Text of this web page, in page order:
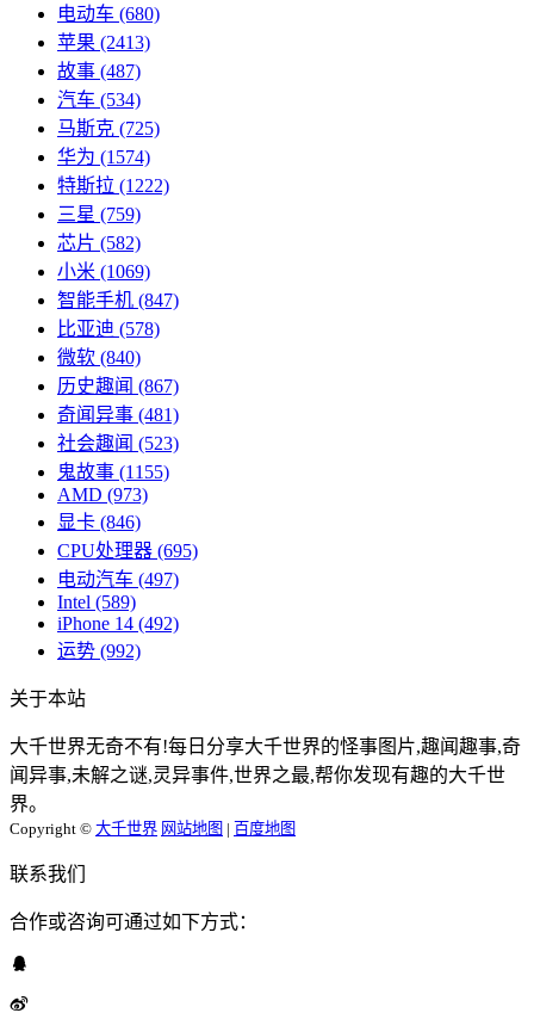
电动车 (680)
苹果 (2413)
故事 (487)
汽车 (534)
马斯克 (725)
华为 (1574)
特斯拉 (1222)
三星 (759)
芯片 (582)
小米 (1069)
智能手机 (847)
比亚迪 (578)
微软 (840)
历史趣闻 (867)
奇闻异事 (481)
社会趣闻 (523)
鬼故事 (1155)
AMD (973)
显卡 (846)
CPU处理器 (695)
电动汽车 (497)
Intel (589)
iPhone 14 (492)
运势 (992)
关于本站
大千世界无奇不有!每日分享大千世界的怪事图片,趣闻趣事,奇
闻异事,未解之谜,灵异事件,世界之最,帮你发现有趣的大千世
界。
Copyright © 大千世界 网站地图 | 百度地图
联系我们
合作或咨询可通过如下方式：